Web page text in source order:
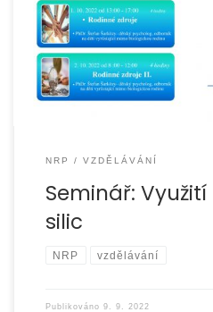
NRP VZDĚLÁVÁNÍ
Seminář:
silic
NRP vzdělávání
Publikováno 9. 9. 2022